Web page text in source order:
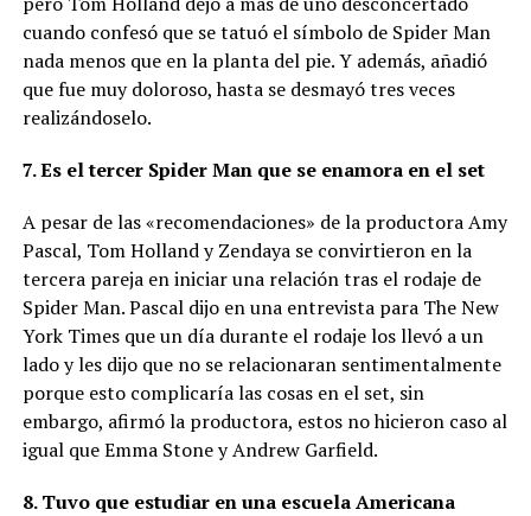
cuando confesó que se tatuó el símbolo de Spider Man
nada menos que en la planta del pie. Y además, añadió
que fue muy doloroso, hasta se desmayó tres veces
realizándoselo.
7. Es el tercer Spider Man que se enamora en el set
A pesar de las «recomendaciones» de la productora Amy
Pascal, Tom Holland y Zendaya se convirtieron en la
tercera pareja en iniciar una relación tras el rodaje de
Spider Man. Pascal dijo en una entrevista para The New
York Times que un día durante el rodaje los llevó a un
lado y les dijo que no se relacionaran sentimentalmente
porque esto complicaría las cosas en el set, sin
embargo, afirmó la productora, estos no hicieron caso al
igual que Emma Stone y Andrew Garfield.
8. Tuvo que estudiar en una escuela Americana